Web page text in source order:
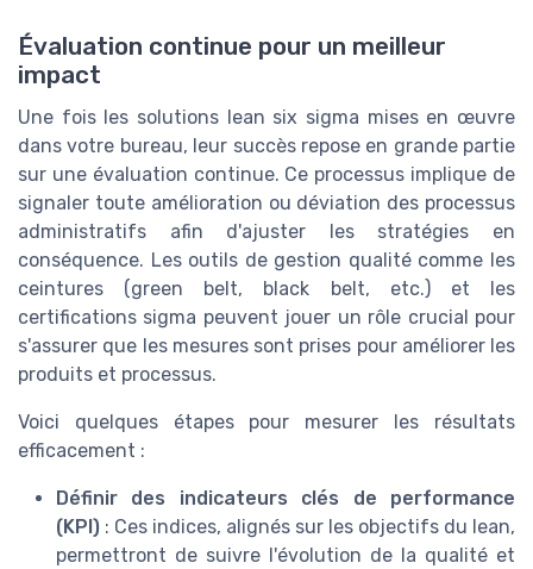
Évaluation continue pour un meilleur
impact
Une fois les solutions lean six sigma mises en œuvre
dans votre bureau, leur succès repose en grande partie
sur une évaluation continue. Ce processus implique de
signaler toute amélioration ou déviation des processus
administratifs afin d'ajuster les stratégies en
conséquence. Les outils de gestion qualité comme les
ceintures (green belt, black belt, etc.) et les
certifications sigma peuvent jouer un rôle crucial pour
s'assurer que les mesures sont prises pour améliorer les
produits et processus.
Voici quelques étapes pour mesurer les résultats
efficacement :
Définir des indicateurs clés de performance
(KPI) : Ces indices, alignés sur les objectifs du lean,
permettront de suivre l'évolution de la qualité et